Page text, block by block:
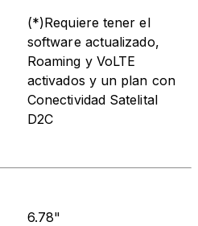
(*)Requiere tener el
software actualizado,
Roaming y VoLTE
activados y un plan con
Conectividad Satelital
D2C
6.78"